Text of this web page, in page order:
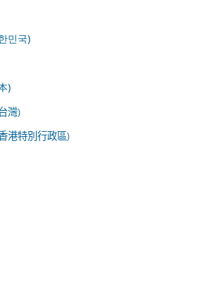
민국)
)
灣)
港特別行政區)